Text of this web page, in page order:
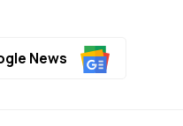
News